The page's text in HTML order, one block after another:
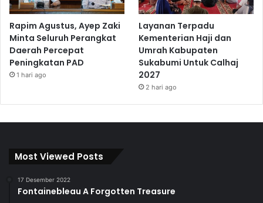
Rapim Agustus, Ayep Zaki
Minta Seluruh Perangkat
Daerah Percepat
Peningkatan PAD
1 hari ago
Layanan Terpadu
Kementerian Haji dan
Umrah Kabupaten
Sukabumi Untuk Calhaj
2027
2 hari ago
Most Viewed Posts
17 Desember 2022
Fontainebleau A Forgotten Treasure